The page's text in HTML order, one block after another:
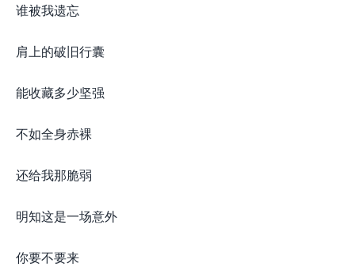
谁被我遗忘
肩上的破旧行囊
能收藏多少坚强
不如全身赤裸
还给我那脆弱
明知这是一场意外
你要不要来